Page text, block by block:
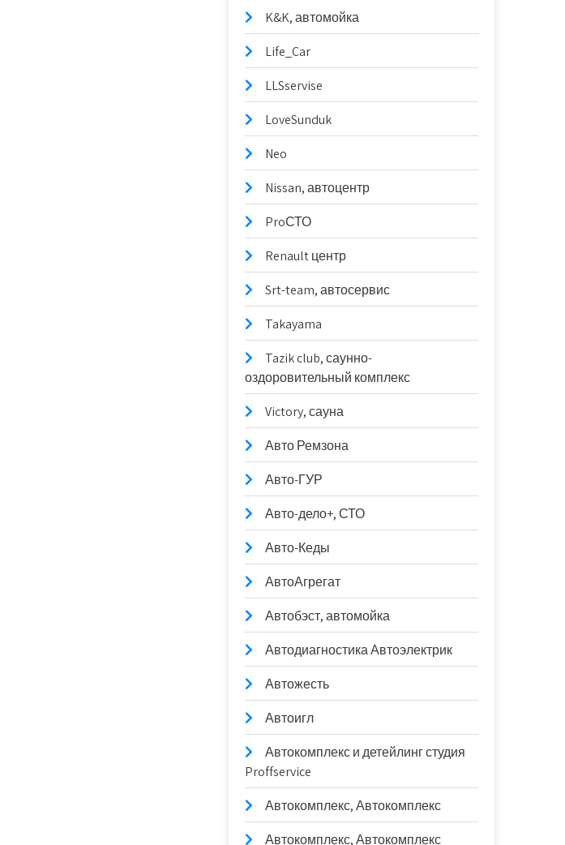
K&K, автомойка
Life_Car
LLSservise
LoveSunduk
Neo
Nissan, автоцентр
ProСТО
Renault центр
Srt-team, автосервис
Takayama
Tazik club, саунно-
оздоровительный комплекс
Victory, сауна
Авто Ремзона
Авто-ГУР
Авто-дело+, СТО
Авто-Кеды
АвтоАгрегат
Автобэст, автомойка
Автодиагностика Автоэлектрик
Автожесть
Автоигл
Автокомплекс и детейлинг студия
Proffservice
Автокомплекс, Автокомплекс
Автокомплекс, Автокомплекс